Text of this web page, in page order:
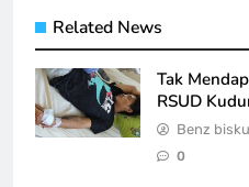
Related News
Tak
RSUD
Benz
0